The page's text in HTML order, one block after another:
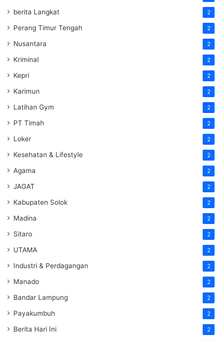
berita Langkat 2
Perang Timur Tengah 2
Nusantara 2
Kriminal 2
Kepri 2
Karimun 2
Latihan Gym 2
PT Timah 2
Loker 2
Kesehatan & Lifestyle 2
Agama 2
JAGAT 2
Kabupaten Solok 2
Madina 2
Sitaro 2
UTAMA 2
Industri & Perdagangan 2
Manado 2
Bandar Lampung 2
Payakumbuh 2
Berita Hari Ini 2